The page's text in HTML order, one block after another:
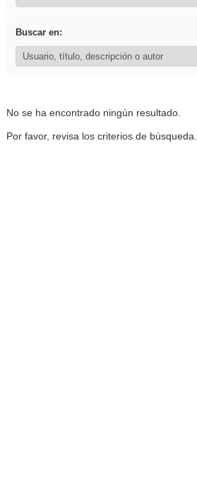
Buscar en:
No se ha encontrado ningún resultado.
Por favor, revisa los criterios de búsqueda.